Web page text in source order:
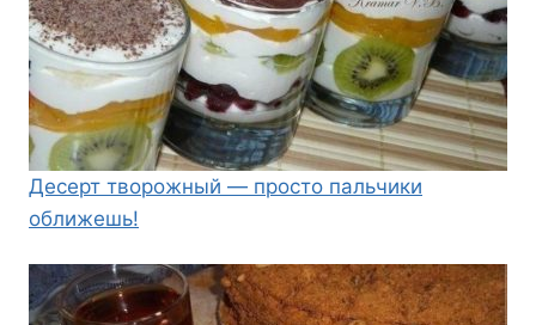
Десерт творожный — просто пальчики
оближешь!